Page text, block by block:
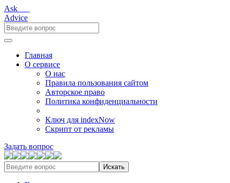
Ask___
Advice
Главная
О сервисе
О нас
Правила пользования сайтом
Авторское право
Политика конфиденциальности
Ключ для indexNow
Скрипт от рекламы
Задать вопрос
Искать